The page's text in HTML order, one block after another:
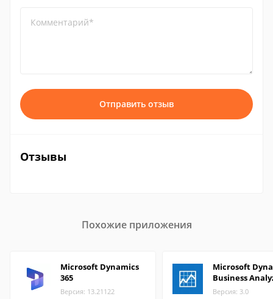
Комментарий*
Отправить отзыв
Отзывы
Похожие приложения
Microsoft Dynamics
365
Версия: 13.21122
Microsoft
Business
Версия: 3.0